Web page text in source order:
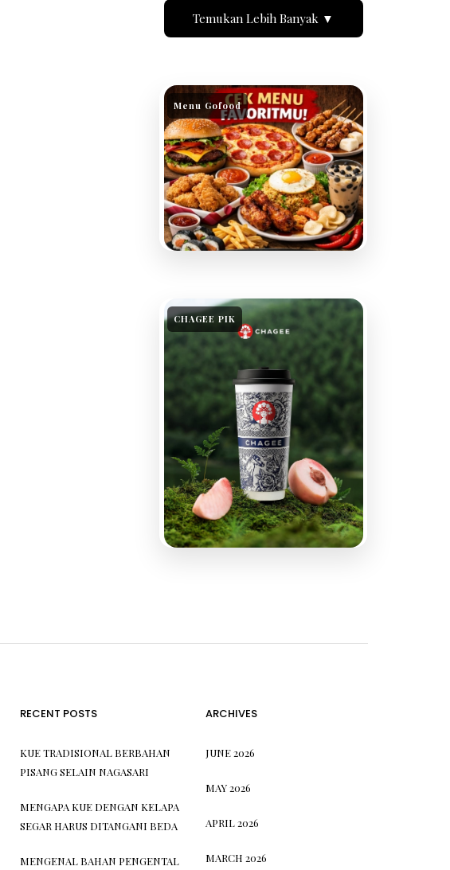
Temukan Lebih Banyak ▼
Menu Gofood
CHAGEE PIK
RECENT POSTS
KUE TRADISIONAL BERBAHAN
PISANG SELAIN NAGASARI
MENGAPA KUE DENGAN KELAPA
SEGAR HARUS DITANGANI BEDA
MENGENAL BAHAN PENGENTAL
ARCHIVES
JUNE 2026
MAY 2026
APRIL 2026
MARCH 2026